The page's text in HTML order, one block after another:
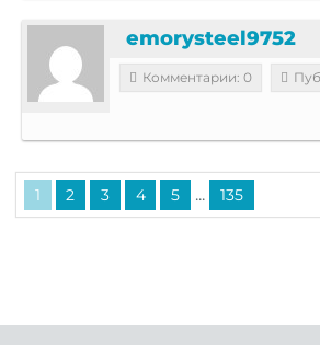
emorysteel9752
Комментарии: 0
1 2 3 4 5 ... 135